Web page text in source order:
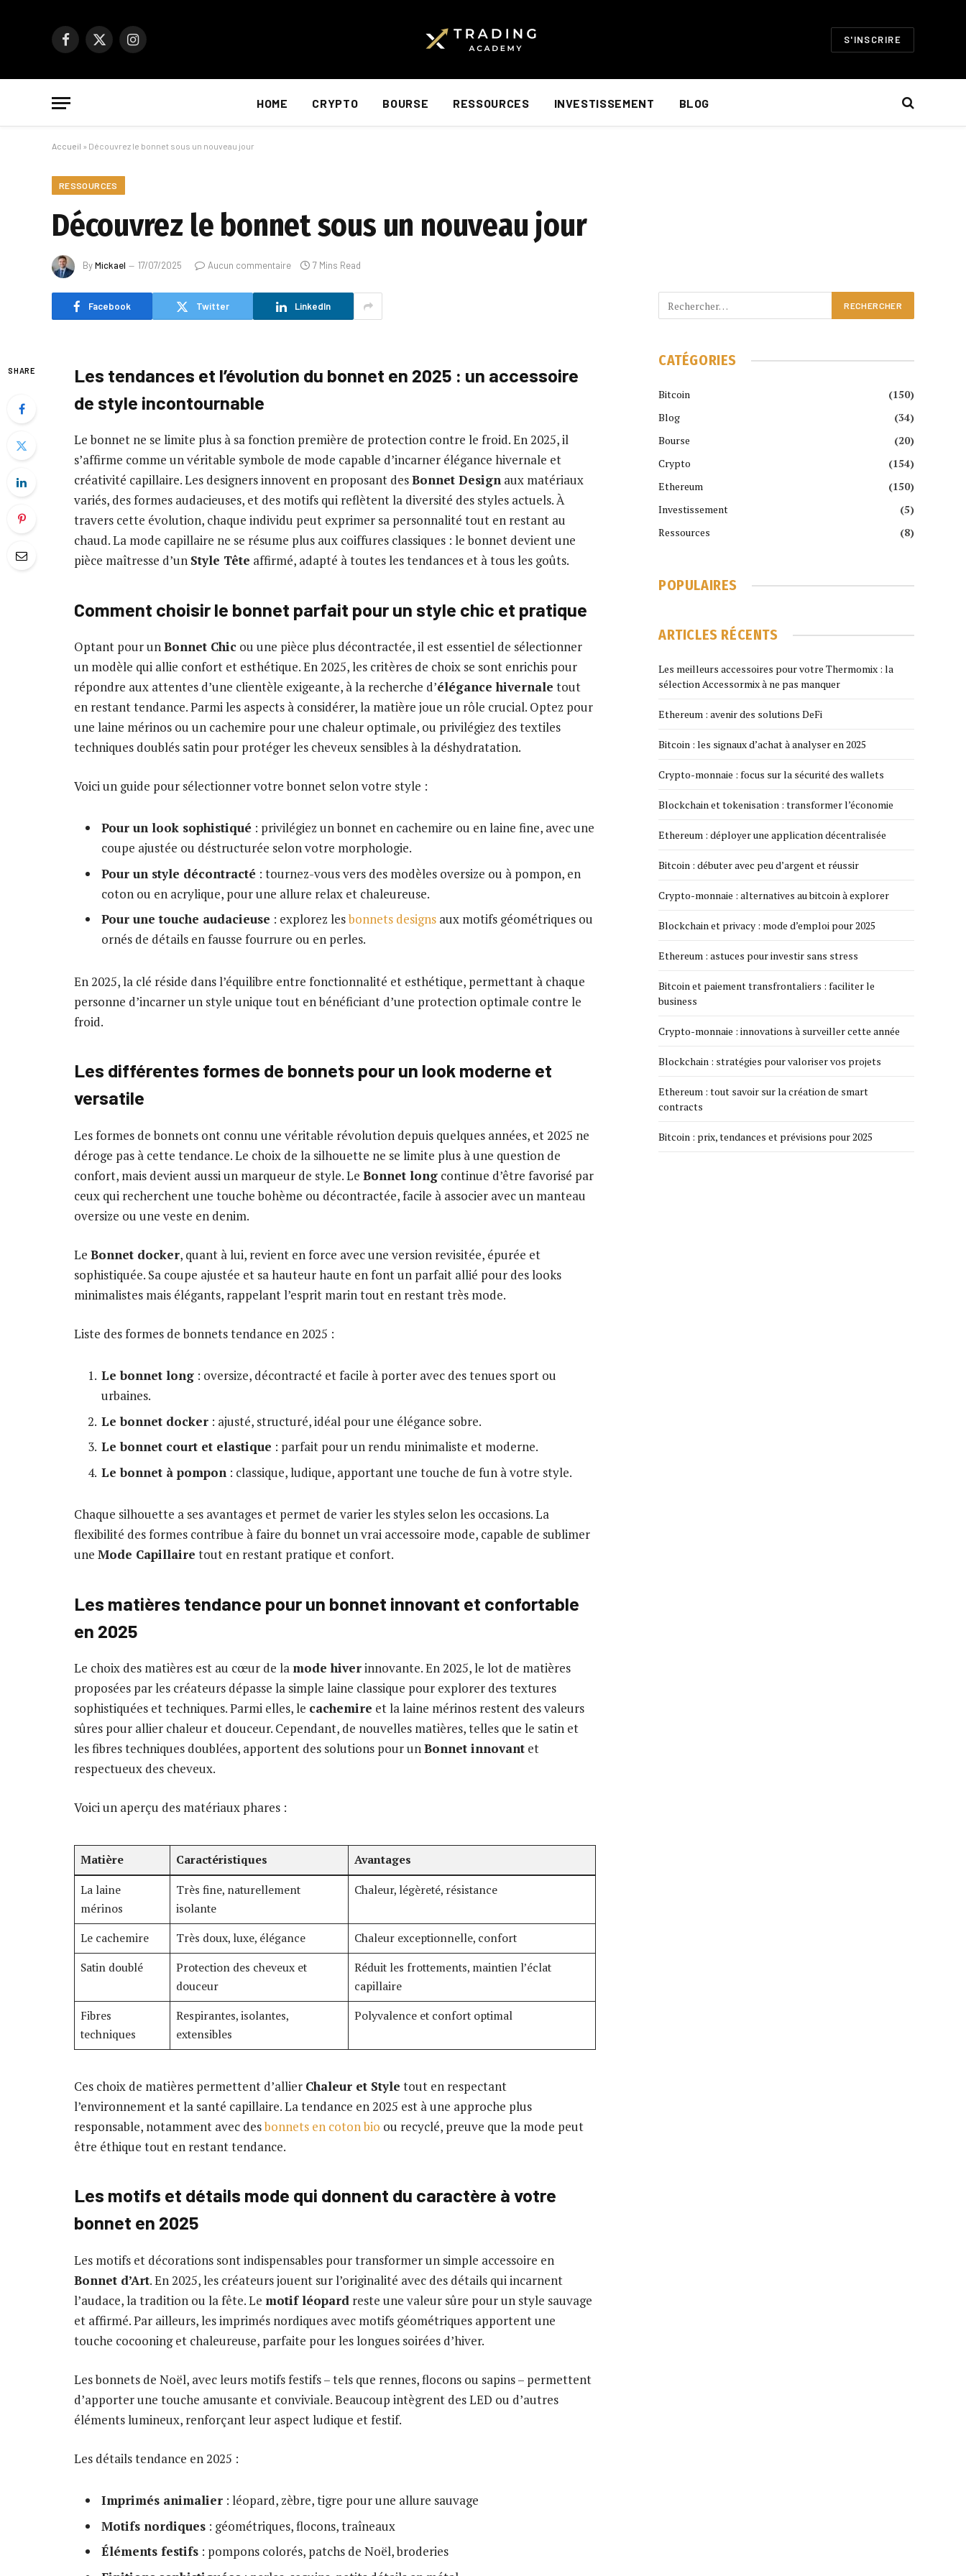
Facebook
X
Instagram S'INSCRIRE
HOME CRYPTO BOURSE RESSOURCES INVESTISSEMENT BLOG
Accueil » Découvrez le bonnet sous un nouveau jour
RESSOURCES
Découvrez le bonnet sous un nouveau jour
ByMickael 17/07/2025 Aucun commentaire 7 Mins Read
Facebook Twitter LinkedIn
SHARE
Les tendances et l’évolution du bonnet en 2025 : un accessoire
de style incontournable
Le bonnet ne se limite plus à sa fonction première de protection contre le froid. En 2025, il
s’affirme comme un véritable symbole de mode capable d’incarner élégance hivernale et
créativité capillaire. Les designers innovent en proposant desBonnet Design aux matériaux
variés, des formes audacieuses, et des motifs qui reflètent la diversité des styles actuels. À
travers cette évolution, chaque individu peut exprimer sa personnalité tout en restant au
chaud. La mode capillaire ne se résume plus aux coiffures classiques : le bonnet devient une
pièce maîtresse d’un Style Tête affirmé, adapté à toutes les tendances et à tous les goûts.
Comment choisir le bonnet parfait pour un style chic et pratique
Optant pour unBonnet Chic ou une pièce plus décontractée, il est essentiel de sélectionner
un modèle qui allie confort et esthétique. En 2025, les critères de choix se sont enrichis pour
répondre aux attentes d’une clientèle exigeante, à la recherche d’élégance hivernale tout
en restant tendance. Parmi les aspects à considérer, la matière joue un rôle crucial. Optez pour
une laine mérinos ou un cachemire pour une chaleur optimale, ou privilégiez des textiles
techniques doublés satin pour protéger les cheveux sensibles à la déshydratation.
Voici un guide pour sélectionner votre bonnet selon votre style :
Pour un look sophistiqué : privilégiez un bonnet en cachemire ou en laine fine, avec une
coupe ajustée ou déstructurée selon votre morphologie.
Pour un style décontracté : tournez-vous vers des modèles oversize ou à pompon, en
coton ou en acrylique, pour une allure relax et chaleureuse.
Pour une touche audacieuse : explorez lesbonnets designs aux motifs géométriques ou
ornés de détails en fausse fourrure ou en perles.
En 2025, la clé réside dans l’équilibre entre fonctionnalité et esthétique, permettant à chaque
personne d’incarner un style unique tout en bénéficiant d’une protection optimale contre le
froid.
Les différentes formes de bonnets pour un look moderne et
versatile
Les formes de bonnets ont connu une véritable révolution depuis quelques années, et 2025 ne
déroge pas à cette tendance. Le choix de la silhouette ne se limite plus à une question de
confort, mais devient aussi un marqueur de style. Le Bonnet long continue d’être favorisé par
ceux qui recherchent une touche bohème ou décontractée, facile à associer avec un manteau
oversize ou une veste en denim.
Le Bonnet docker, quant à lui, revient en force avec une version revisitée, épurée et
sophistiquée. Sa coupe ajustée et sa hauteur haute en font un parfait allié pour des looks
minimalistes mais élégants, rappelant l’esprit marin tout en restant très mode.
Liste des formes de bonnets tendance en 2025 :
Le bonnet long : oversize, décontracté et facile à porter avec des tenues sport ou
urbaines.
Le bonnet docker : ajusté, structuré, idéal pour une élégance sobre.
Le bonnet court et elastique : parfait pour un rendu minimaliste et moderne.
Le bonnet à pompon : classique, ludique, apportant une touche de fun à votre style.
Chaque silhouette a ses avantages et permet de varier les styles selon les occasions. La
flexibilité des formes contribue à faire du bonnet un vrai accessoire mode, capable de sublimer
une Mode Capillaire tout en restant pratique et confort.
Les matières tendance pour un bonnet innovant et confortable
en 2025
Le choix des matières est au cœur de la mode hiverinnovante. En 2025, le lot de matières
proposées par les créateurs dépasse la simple laine classique pour explorer des textures
sophistiquées et techniques. Parmi elles, le cachemire et la laine mérinos restent des valeurs
sûres pour allier chaleur et douceur. Cependant, de nouvelles matières, telles que le satin et
les fibres techniques doublées, apportent des solutions pour unBonnet innovant et
respectueux des cheveux.
Voici un aperçu des matériaux phares :
Matière Caractéristiques
Avantages
La laine
mérinos
Très fine, naturellement
isolante
Chaleur, légèreté, résistance
Le cachemire Très doux, luxe, élégance
Chaleur exceptionnelle, confort
Satin doublé
Protection des cheveux et
douceur
Réduit les frottements, maintien l’éclat
capillaire
Fibres
techniques
Respirantes, isolantes,
extensibles
Polyvalence et confort optimal
Ces choix de matières permettent d’allier Chaleur et Style tout en respectant
l’environnement et la santé capillaire. La tendance en 2025 est à une approche plus
responsable, notamment avec desbonnets en coton bio ou recyclé, preuve que la mode peut
être éthique tout en restant tendance.
Les motifs et détails mode qui donnent du caractère à votre
bonnet en 2025
Les motifs et décorations sont indispensables pour transformer un simple accessoire en
Bonnet d’Art. En 2025, les créateurs jouent sur l’originalité avec des détails qui incarnent
l’audace, la tradition ou la fête. Le motif léopard reste une valeur sûre pour un style sauvage
et affirmé. Par ailleurs, les imprimés nordiques avec motifs géométriques apportent une
touche cocooning et chaleureuse, parfaite pour les longues soirées d’hiver.
Les bonnets de Noël, avec leurs motifs festifs – tels que rennes, flocons ou sapins – permettent
d’apporter une touche amusante et conviviale. Beaucoup intègrent des LED ou d’autres
éléments lumineux, renforçant leur aspect ludique et festif.
Les détails tendance en 2025 :
Imprimés animalier : léopard, zèbre, tigre pour une allure sauvage
Motifs nordiques : géométriques, flocons, traîneaux
Éléments festifs : pompons colorés, patchs de Noël, broderies
CATÉGORIES
Bitcoin
(150)
Blog
(34)
Bourse
(20)
Crypto
(154)
Ethereum
(150)
Investissement
(5)
Ressources
(8)
POPULAIRES
ARTICLES RÉCENTS
Les meilleurs accessoires pour votre Thermomix : la
sélection Accessormix à ne pas manquer
Ethereum : avenir des solutions DeFi
Bitcoin : les signaux d’achat à analyser en 2025
Crypto-monnaie : focus sur la sécurité des wallets
Blockchain et tokenisation : transformer l’économie
Ethereum : déployer une application décentralisée
Bitcoin : débuter avec peu d’argent et réussir
Crypto-monnaie : alternatives au bitcoin à explorer
Blockchain et privacy : mode d’emploi pour 2025
Ethereum : astuces pour investir sans stress
Bitcoin et paiement transfrontaliers : faciliter le
business
Crypto-monnaie : innovations à surveiller cette année
Blockchain : stratégies pour valoriser vos projets
Ethereum : tout savoir sur la création de smart
contracts
Bitcoin : prix, tendances et prévisions pour 2025